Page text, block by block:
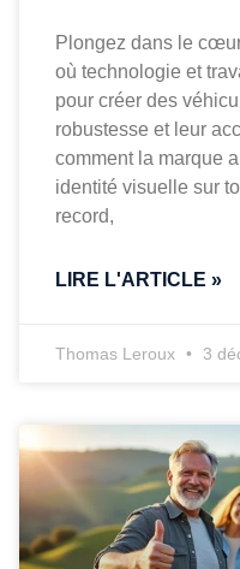
Plongez dans le
où technologie et
pour créer des
robustesse et leur
comment la marque
identité visuelle sur
record,
LIRE L'ARTICLE »
Thomas Leroux 3